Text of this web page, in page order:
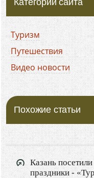
Туризм
Путешествия
Видео новости
Похожие статьи
Казань
праздники -